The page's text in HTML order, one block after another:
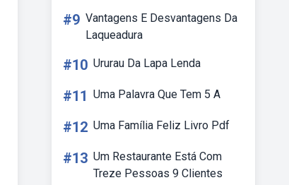
#9 Vantagens E Desvantagens Da
Laqueadura
#10 Ururau Da Lapa Lenda
#11 Uma Palavra Que Tem 5 A
#12 Uma Família Feliz Livro Pdf
#13 Um Restaurante Está Com
Treze Pessoas 9 Clientes